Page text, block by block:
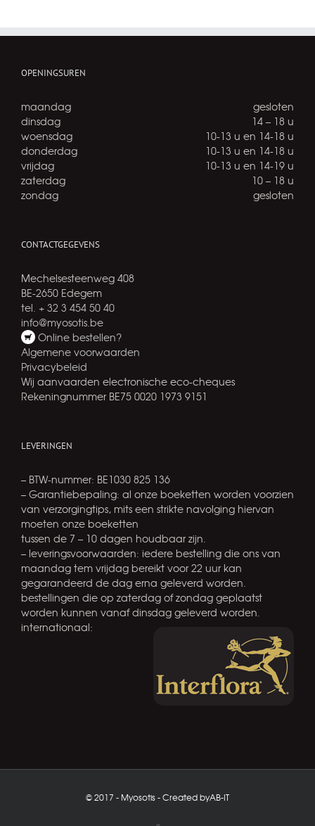
OPENINGSUREN
maandag
gesloten
dinsdag
14 – 18 u
woensdag
10-13 u en 14-18 u
donderdag
10-13 u en 14-18 u
vrijdag
10-13 u en 14-19 u
zaterdag
10 – 18 u
zondag
gesloten
CONTACTGEGEVENS
Mechelsesteenweg 408
BE-2650 Edegem
tel. + 32 3 454 50 40
info@myosotis.be
Online bestellen?
Algemene voorwaarden
Privacybeleid
Wij aanvaarden electronische eco-cheques
Rekeningnummer BE75 0020 1973 9151
LEVERINGEN
– BTW-nummer: BE1030 825 136
– Garantiebepaling: al onze boeketten worden voorzien
van verzorgingtips, mits een strikte navolging hiervan
moeten onze boeketten
tussen de 7 – 10 dagen houdbaar zijn.
– leveringsvoorwaarden: iedere bestelling die ons van
maandag tem vrijdag bereikt voor 22 uur kan
gegarandeerd de dag erna geleverd worden.
bestellingen die op zaterdag of zondag geplaatst
worden kunnen vanaf dinsdag geleverd worden.
internationaal:
© 2017 - Myosotis - Created byAB-IT